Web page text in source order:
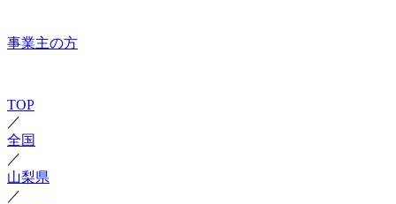
事業主の方
TOP
／
全国
／
山梨県
／